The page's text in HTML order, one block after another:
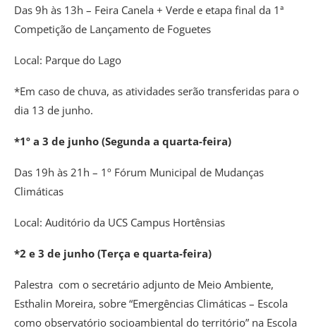
Das 9h às 13h – Feira Canela + Verde e etapa final da 1ª
Competição de Lançamento de Foguetes
Local: Parque do Lago
*Em caso de chuva, as atividades serão transferidas para o
dia 13 de junho.
*1º a 3 de junho (Segunda a quarta-feira)
Das 19h às 21h – 1º Fórum Municipal de Mudanças
Climáticas
Local: Auditório da UCS Campus Hortênsias
*2 e 3 de junho (Terça e quarta-feira)
Palestra com o secretário adjunto de Meio Ambiente,
Esthalin Moreira, sobre “Emergências Climáticas – Escola
como observatório socioambiental do território” na Escola